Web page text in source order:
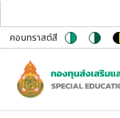
คอนทราสต์สี
Switch to